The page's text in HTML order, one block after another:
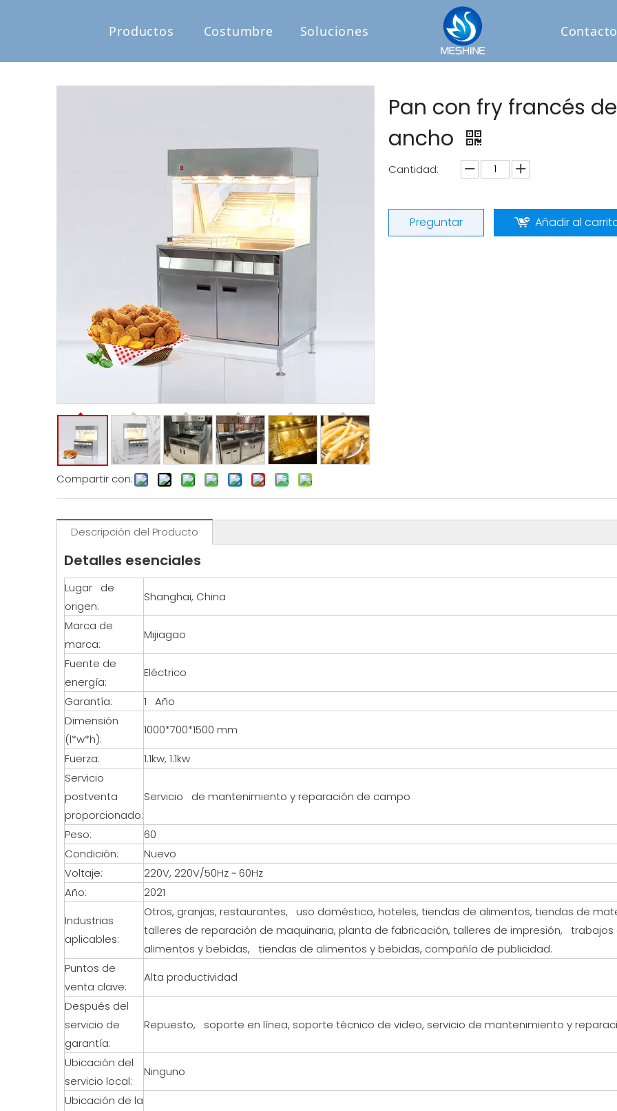
Productos Costumbre Soluciones Contacto
Compartir con:
Pan con fry francés
ancho
Cantidad:
Preguntar Añadir al
Descripción del Producto
Detalles esenciales
Lugar de
origen:
Shanghai, China
Marca de
marca:
Mijiagao
Fuente de
energía:
Eléctrico
Garantía:
1 Año
Dimensión
(l*w*h):
1000*700*1500 mm
Fuerza:
1.1kw, 1.1kw
Servicio
postventa
proporcionado:
Servicio de mantenimiento y reparación de campo
Peso:
60
Condición:
Nuevo
Voltaje:
220V, 220V/50Hz ~ 60Hz
Año:
2021
Industrias
aplicables:
Otros, granjas, restaurantes, uso doméstico, hoteles, tiendas de alimentos, tiendas de
talleres de reparación de maquinaria, planta de fabricación, talleres de impresión,
alimentos y bebidas, tiendas de alimentos y bebidas, compañía de publicidad.
Puntos de
venta clave:
Alta productividad
Después del
servicio de
garantía:
Repuesto, soporte en línea, soporte técnico de video, servicio de mantenimiento y
Ubicación del
servicio local:
Ninguno
Ubicación de la